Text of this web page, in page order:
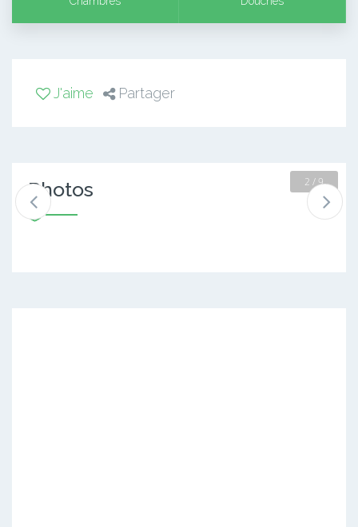
J'aime Partager
Photos 2 / 9